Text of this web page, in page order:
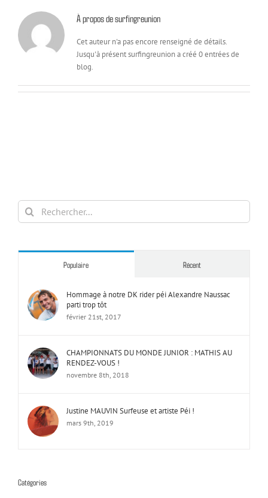
À propos desurfingreunion
Cet auteur n'a pas encore renseigné de détails.
Jusqu'à présent surfingreunion a créé 0 entrées de
blog.
Rechercher:
Populaire Récent
Hommage à notre DK rider péi Alexandre Naussac
parti trop tôt
février 21st, 2017
CHAMPIONNATS DU MONDE JUNIOR : MATHIS AU
RENDEZ-VOUS !
novembre 8th, 2018
Justine MAUVIN Surfeuse et artiste Péi !
mars 9th, 2019
Catégories